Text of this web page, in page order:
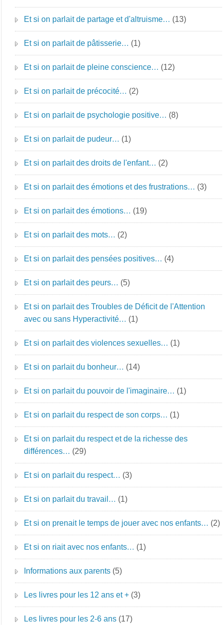
Et si on parlait de partage et d'altruisme… (13)
Et si on parlait de pâtisserie… (1)
Et si on parlait de pleine conscience… (12)
Et si on parlait de précocité… (2)
Et si on parlait de psychologie positive… (8)
Et si on parlait de pudeur… (1)
Et si on parlait des droits de l'enfant… (2)
Et si on parlait des émotions et des frustrations… (3)
Et si on parlait des émotions… (19)
Et si on parlait des mots… (2)
Et si on parlait des pensées positives… (4)
Et si on parlait des peurs… (5)
Et si on parlait des Troubles de Déficit de l'Attention
avec ou sans Hyperactivité… (1)
Et si on parlait des violences sexuelles… (1)
Et si on parlait du bonheur… (14)
Et si on parlait du pouvoir de l'imaginaire… (1)
Et si on parlait du respect de son corps… (1)
Et si on parlait du respect et de la richesse des
différences… (29)
Et si on parlait du respect… (3)
Et si on parlait du travail… (1)
Et si on prenait le temps de jouer avec nos enfants… (2)
Et si on riait avec nos enfants… (1)
Informations aux parents (5)
Les livres pour les 12 ans et + (3)
Les livres pour les 2-6 ans (17)